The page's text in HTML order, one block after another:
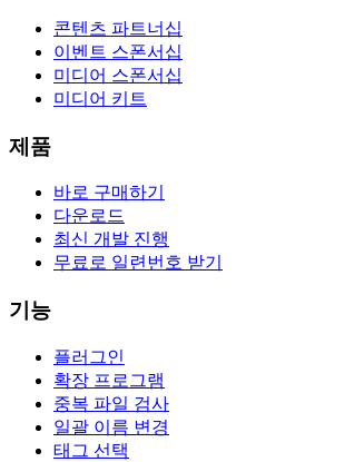
콘텐츠 파트너십
이벤트 스폰서십
미디어 스폰서십
미디어 키트
제품
바로 구매하기
다운로드
최신 개발 진행
무료로 일련번호 받기
기능
플러그인
확장 프로그램
중복 파일 검사
일괄 이름 변경
태그 선택